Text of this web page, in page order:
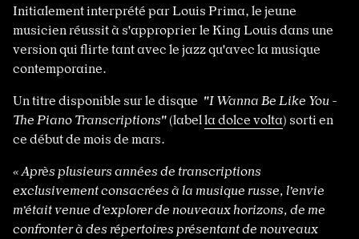
Initialement interprété par Louis Prima, le jeune
musicien réussit à s'approprier le King Louis dans une
version qui flirte tant avec le jazz qu'avec la musique
contemporaine.
Un titre disponible sur le disque "I Wanna Be Like You -
The Piano Transcriptions"(labella dolce volta) sorti en
ce début de mois de mars.
« Après plusieurs années de transcriptions
exclusivement consacrées à la musique russe, l’envie
m’était venue d’explorer de nouveaux horizons, de me
confronter à des répertoires présentant de nouveaux